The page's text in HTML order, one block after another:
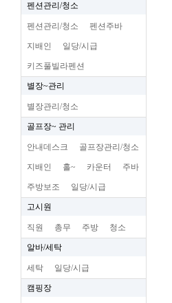
펜션관리/청소
펜션관리/청소 펜션주바
지배인 일당/시급
키즈풀빌라펜션
별장~관리
별장관리/청소
골프장~ 관리
안내데스크 골프장관리/청소
지배인 홀~ 카운터 주바
주방보조 일당/시급
고시원
직원 총무 주방 청소
알바/세탁
세탁 일당/시급
캠핑장